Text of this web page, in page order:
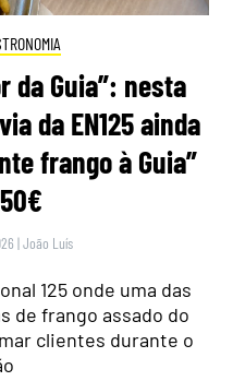
da Guia”: nesta
da EN125 ainda
frango à Guia”
|João Luís
125 onde uma das
de frango assado do
clientes durante o